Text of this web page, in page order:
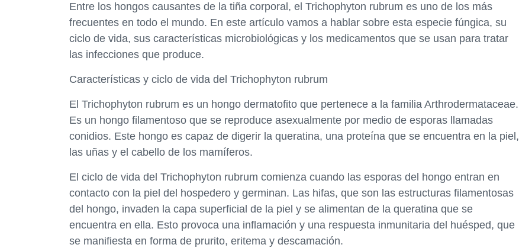
Entre los hongos causantes de la tiña corporal, el Trichophyton rubrum es uno de los más
frecuentes en todo el mundo. En este artículo vamos a hablar sobre esta especie fúngica, su
ciclo de vida, sus características microbiológicas y los medicamentos que se usan para tratar
las infecciones que produce.
Características y ciclo de vida del Trichophyton rubrum
El Trichophyton rubrum es un hongo dermatofito que pertenece a la familia Arthrodermataceae.
Es un hongo filamentoso que se reproduce asexualmente por medio de esporas llamadas
conidios. Este hongo es capaz de digerir la queratina, una proteína que se encuentra en la piel,
las uñas y el cabello de los mamíferos.
El ciclo de vida del Trichophyton rubrum comienza cuando las esporas del hongo entran en
contacto con la piel del hospedero y germinan. Las hifas, que son las estructuras filamentosas
del hongo, invaden la capa superficial de la piel y se alimentan de la queratina que se
encuentra en ella. Esto provoca una inflamación y una respuesta inmunitaria del huésped, que
se manifiesta en forma de prurito, eritema y descamación.